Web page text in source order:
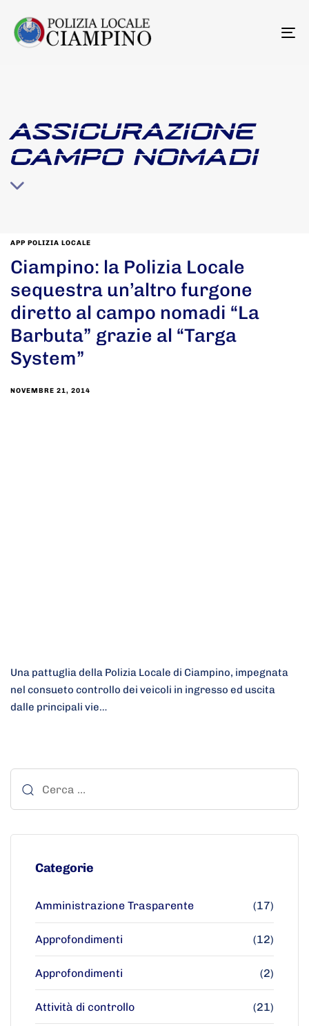
ASSICURAZIONE
CAMPO NOMADI
APP POLIZIA LOCALE
Ciampino: la Polizia Locale
sequestra un’altro furgone
diretto al campo nomadi “La
Barbuta” grazie al “Targa
System”
NOVEMBRE 21, 2014
Una pattuglia della Polizia Locale di Ciampino, impegnata
nel consueto controllo dei veicoli in ingresso ed uscita
dalle principali vie…
Categorie
Amministrazione Trasparente (17)
Approfondimenti (12)
Approfondimenti (2)
Attività di controllo (21)